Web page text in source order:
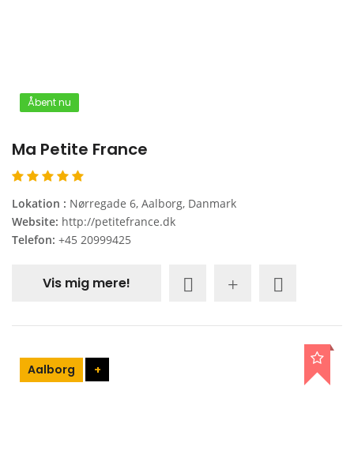
Åbent nu
Ma Petite France
Lokation : Nørregade 6, Aalborg, Danmark
Website: http://petitefrance.dk
Telefon: +45 20999425
Vis mig mere!
Aalborg +